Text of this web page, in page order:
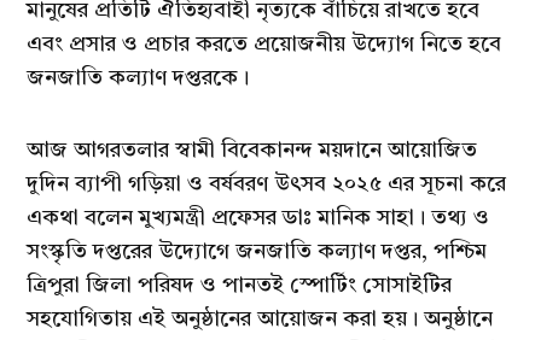
মানুষের প্রতিটি ঐতিহ্যবাহী নৃত্যকে বাঁচিয়ে রাখতে হবে
এবং প্রসার ও প্রচার করতে প্রয়োজনীয় উদ্যোগ নিতে হবে
জনজাতি কল্যাণ দপ্তরকে।
আজ আগরতলার স্বামী বিবেকানন্দ ময়দানে আয়োজিত
দুদিন ব্যাপী গড়িয়া ও বর্ষবরণ উৎসব ২০২৫ এর সূচনা করে
একথা বলেন মুখ্যমন্ত্রী প্রফেসর ডাঃ মানিক সাহা। তথ্য ও
সংস্কৃতি দপ্তরের উদ্যোগে জনজাতি কল্যাণ দপ্তর, পশ্চিম
ত্রিপুরা জিলা পরিষদ ও পানতই স্পোর্টিং সোসাইটির
সহযোগিতায় এই অনুষ্ঠানের আয়োজন করা হয়। অনুষ্ঠানে